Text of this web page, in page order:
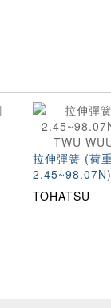
拉伸彈簧 (荷
TWU WUU
TOHATSU